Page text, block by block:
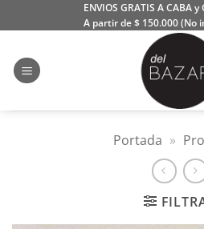
al
ENVIOS GRATIS A CABA y
A partir de $ 150.000 (No
Portada »